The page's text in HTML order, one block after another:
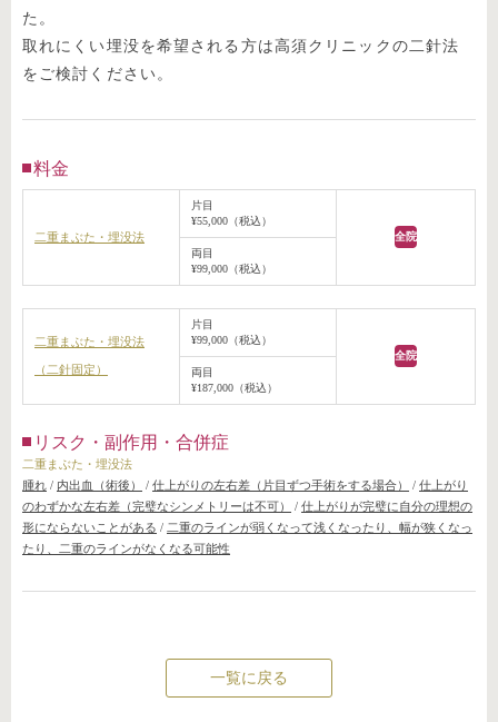
た。
取れにくい埋没を希望される方は高須クリニックの二針法
をご検討ください。
料金
二重まぶた・埋没法
片目
¥55,000（税込）
全院
両目
¥99,000（税込）
二重まぶた・埋没法
（二針固定）
片目
¥99,000（税込）
全院
両目
¥187,000（税込）
リスク・副作用・合併症
二重まぶた・埋没法
腫れ / 内出血（術後） / 仕上がりの左右差（片目ずつ手術をする場合） / 仕上がり
のわずかな左右差（完璧なシンメトリーは不可）
/ 仕上がりが完璧に自分の理想の
形にならないことがある / 二重のラインが弱くなって浅くなったり、幅が狭くなっ
たり、二重のラインがなくなる可能性
一覧に戻る